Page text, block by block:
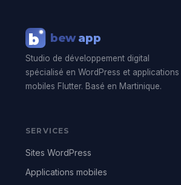
b bewapps
Studio de développement digital
spécialisé en WordPress et applications
mobiles Flutter. Basé en Martinique.
SERVICES
Sites WordPress
Applications mobiles